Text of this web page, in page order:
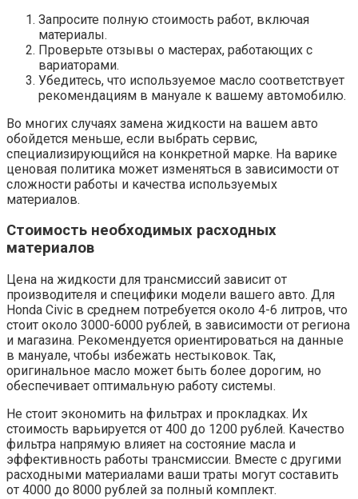
Запросите полную стоимость работ, включая
материалы.
Проверьте отзывы о мастерах, работающих с
вариаторами.
Убедитесь, что используемое масло соответствует
рекомендациям в мануале к вашему автомобилю.
Во многих случаях замена жидкости на вашем авто
обойдется меньше, если выбрать сервис,
специализирующийся на конкретной марке. На варике
ценовая политика может изменяться в зависимости от
сложности работы и качества используемых
материалов.
Стоимость необходимых расходных
материалов
Цена на жидкости для трансмиссий зависит от
производителя и специфики модели вашего авто. Для
Honda Civic в среднем потребуется около 4-6 литров, что
стоит около 3000-6000 рублей, в зависимости от региона
и магазина. Рекомендуется ориентироваться на данные
в мануале, чтобы избежать нестыковок. Так,
оригинальное масло может быть более дорогим, но
обеспечивает оптимальную работу системы.
Не стоит экономить на фильтрах и прокладках. Их
стоимость варьируется от 400 до 1200 рублей. Качество
фильтра напрямую влияет на состояние масла и
эффективность работы трансмиссии. Вместе с другими
расходными материалами ваши траты могут составить
от 4000 до 8000 рублей за полный комплект.